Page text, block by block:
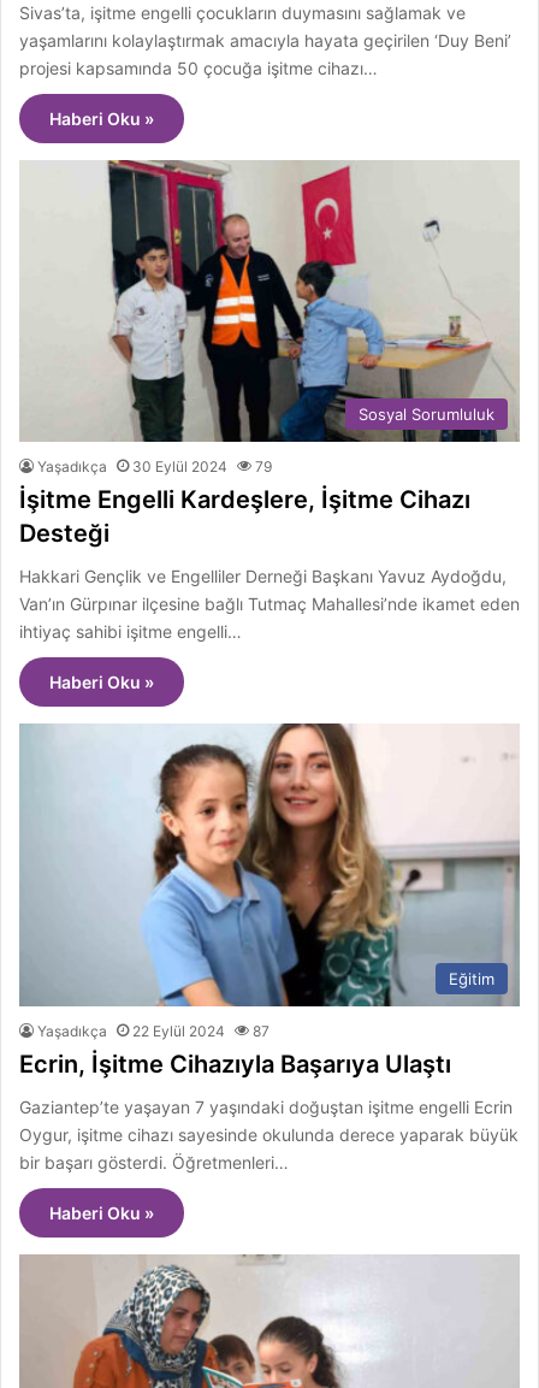
Sivas’ta, işitme engelli çocukların duymasını sağlamak ve
yaşamlarını kolaylaştırmak amacıyla hayata geçirilen ‘Duy Beni’
projesi kapsamında 50 çocuğa işitme cihazı…
Haberi Oku »
Sosyal Sorumluluk
Yaşadıkça 30 Eylül 2024 79
İşitme Engelli Kardeşlere, İşitme Cihazı
Desteği
Hakkari Gençlik ve Engelliler Derneği Başkanı Yavuz Aydoğdu,
Van’ın Gürpınar ilçesine bağlı Tutmaç Mahallesi’nde ikamet eden
ihtiyaç sahibi işitme engelli…
Haberi Oku »
Eğitim
Yaşadıkça 22 Eylül 2024 87
Ecrin, İşitme Cihazıyla Başarıya Ulaştı
Gaziantep’te yaşayan 7 yaşındaki doğuştan işitme engelli Ecrin
Oygur, işitme cihazı sayesinde okulunda derece yaparak büyük
bir başarı gösterdi. Öğretmenleri…
Haberi Oku »